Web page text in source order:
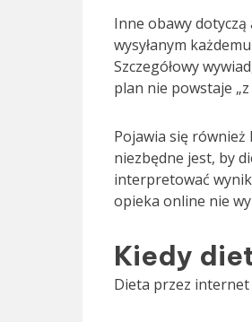
Inne obawy dotyczą
wysyłanym
Szczegółowy
plan nie powstaje
Pojawia się również
niezbędne jest, by
interpretować
opieka online nie
Kiedy
Dieta przez